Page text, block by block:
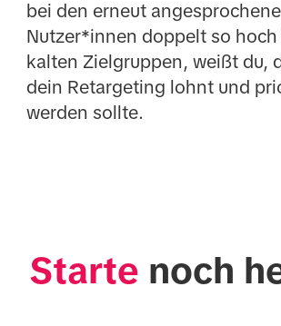
bei den erneut
Nutzer*innen doppelt so hoch
kalten Zielgruppen, weißt du,
dein Retargeting lohnt und
werden sollte.
Starte noch